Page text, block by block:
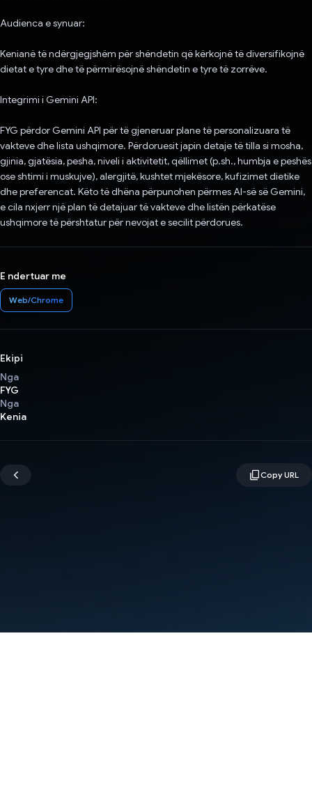
Audienca e synuar:
Kenianë të ndërgjegjshëm për shëndetin që kërkojnë të diversifikojnë
dietat e tyre dhe të përmirësojnë shëndetin e tyre të zorrëve.
Integrimi i Gemini API:
FYG përdor Gemini API për të gjeneruar plane të personalizuara të
vakteve dhe lista ushqimore. Përdoruesit japin detaje të tilla si mosha,
gjinia, gjatësia, pesha, niveli i aktivitetit, qëllimet (p.sh., humbja e peshës
ose shtimi i muskujve), alergjitë, kushtet mjekësore, kufizimet dietike
dhe preferencat. Këto të dhëna përpunohen përmes AI-së së Gemini,
e cila nxjerr një plan të detajuar të vakteve dhe listën përkatëse
ushqimore të përshtatur për nevojat e secilit përdorues.
E ndertuar me
Web/Chrome
Ekipi
Nga
FYG
Nga
Kenia